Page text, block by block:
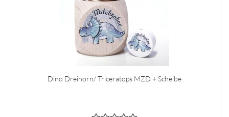
Dino Dreihorn/ Triceratops MZD + Scheibe